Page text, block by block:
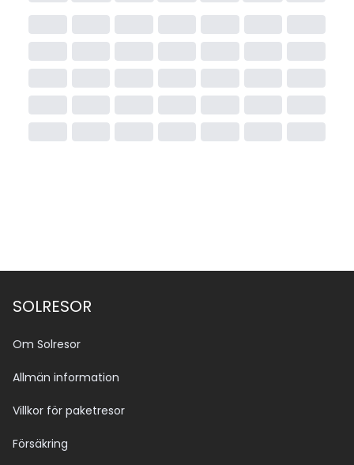
SOLRESOR
Om Solresor
Allmän information
Villkor för paketresor
Försäkring